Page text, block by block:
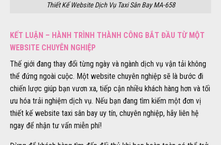
Thiết Kế Website Dịch Vụ Taxi Sân Bay MA-658
KẾT LUẬN – HÀNH TRÌNH THÀNH CÔNG BẮT ĐẦU TỪ MỘT
WEBSITE CHUYÊN NGHIỆP
Thế giới đang thay đổi từng ngày và ngành dịch vụ vận tải không
thể đứng ngoài cuộc. Một website chuyên nghiệp sẽ là bước đi
chiến lược giúp bạn vươn xa, tiếp cận nhiều khách hàng hơn và tối
ưu hóa trải nghiệm dịch vụ. Nếu bạn đang tìm kiếm một đơn vị
thiết kế website taxi sân bay uy tín, chuyên nghiệp, hãy liên hệ
ngay để nhận tư vấn miễn phí!